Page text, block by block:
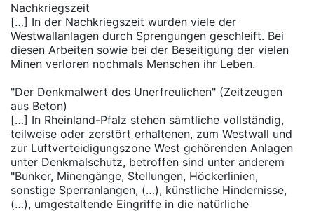
Nachkriegszeit
[…] In der Nachkriegszeit wurden viele der
Westwallanlagen durch Sprengungen geschleift. Bei
diesen Arbeiten sowie bei der Beseitigung der vielen
Minen verloren nochmals Menschen ihr Leben.
"Der Denkmalwert des Unerfreulichen" (Zeitzeugen
aus Beton)
[…] In Rheinland-Pfalz stehen sämtliche vollständig,
teilweise oder zerstört erhaltenen, zum Westwall und
zur Luftverteidigungszone West gehörenden Anlagen
unter Denkmalschutz, betroffen sind unter anderem
"Bunker, Minengänge, Stellungen, Höckerlinien,
sonstige Sperranlangen, (…), künstliche Hindernisse,
(…), umgestaltende Eingriffe in die natürliche